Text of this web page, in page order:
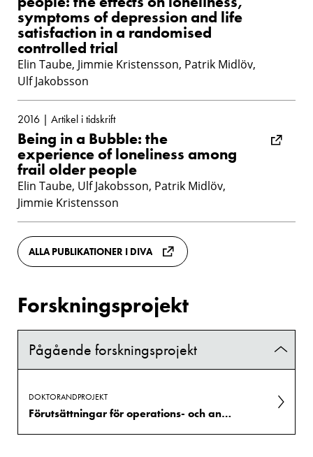
symptoms of depression and life
satisfaction in a randomised
controlled trial
Elin Taube, Jimmie Kristensson, Patrik Midlöv,
Ulf Jakobsson
2016 | Artikel i tidskrift
Being in a Bubble: the
experience of loneliness among
frail older people
Elin Taube, Ulf Jakobsson, Patrik Midlöv,
Jimmie Kristensson
ALLA PUBLIKATIONER I DIVA
Forskningsprojekt
Pågående forskningsprojekt
DOKTORANDPROJEKT
Förutsättningar för operations- och anestesisjuksköterskor att handleda specialistsjuksköterskestudenter i en perioperativ kontext.